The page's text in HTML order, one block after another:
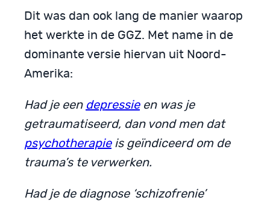
Dit was dan ook lang de manier waarop
het werkte in de GGZ. Met name in de
dominante versie hiervan uit Noord-
Amerika:
Had je een depressieen was je
getraumatiseerd, dan vond men dat
psychotherapieis geïndiceerd om de
trauma’s te verwerken.
Had je de diagnose ‘schizofrenie’